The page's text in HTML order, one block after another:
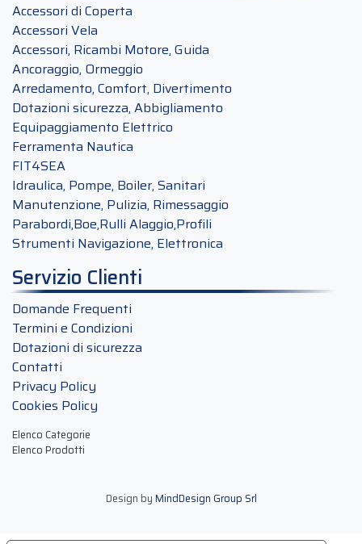
Accessori di Coperta
Accessori Vela
Accessori, Ricambi Motore, Guida
Ancoraggio, Ormeggio
Arredamento, Comfort, Divertimento
Dotazioni sicurezza, Abbigliamento
Equipaggiamento Elettrico
Ferramenta Nautica
FIT4SEA
Idraulica, Pompe, Boiler, Sanitari
Manutenzione, Pulizia, Rimessaggio
Parabordi,Boe,Rulli Alaggio,Profili
Strumenti Navigazione, Elettronica
Servizio Clienti
Domande Frequenti
Termini e Condizioni
Dotazioni di sicurezza
Contatti
Privacy Policy
Cookies Policy
Elenco Categorie
Elenco Prodotti
Design byMindDesign Group Srl